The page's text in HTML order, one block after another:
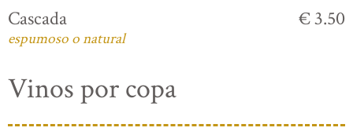
Cascada
espumoso o natural
€ 3.50
Vinos por copa